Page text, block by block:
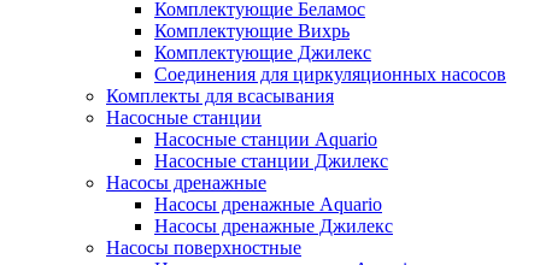
Комплектующие Беламос
Комплектующие Вихрь
Комплектующие Джилекс
Соединения для циркуляционных насосов
Комплекты для всасывания
Насосные станции
Насосные станции Аquario
Насосные станции Джилекс
Насосы дренажные
Насосы дренажные Аquario
Насосы дренажные Джилекс
Насосы поверхностные